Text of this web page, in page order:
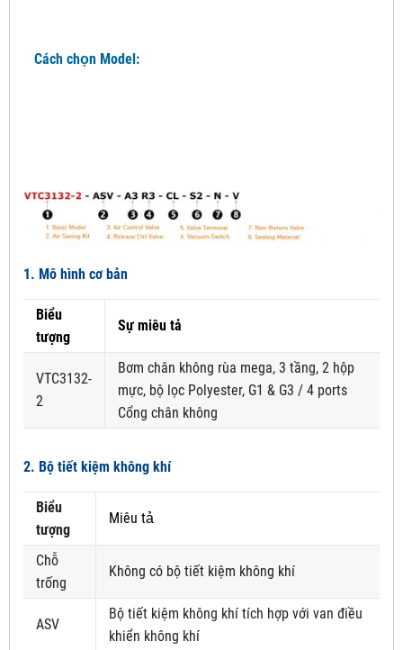
Cách chọn Model:
1. Mô hình cơ bản
Biểu
tượng
Sự miêu tả
VTC3132-
2
Bơm chân không rùa mega, 3 tầng, 2 hộp
mực, bộ lọc Polyester, G1 & G3 / 4 ports
Cổng chân không
2. Bộ tiết kiệm không khí
Biểu
tượng
Miêu tả
Chỗ
trống
Không có bộ tiết kiệm không khí
ASV
Bộ tiết kiệm không khí tích hợp với van điều
khiển không khí